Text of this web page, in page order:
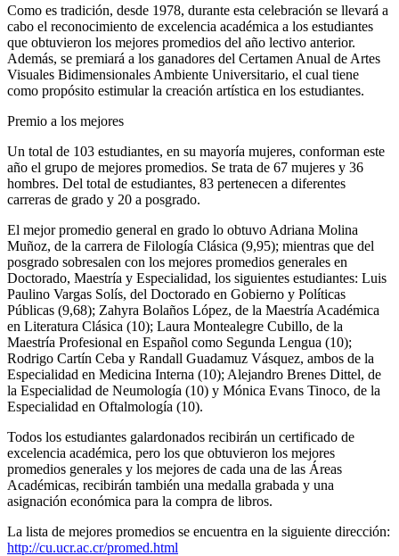
Como es tradición, desde 1978, durante esta celebración se llevará a
cabo el reconocimiento de excelencia académica a los estudiantes
que obtuvieron los mejores promedios del año lectivo anterior.
Además, se premiará a los ganadores del Certamen Anual de Artes
Visuales Bidimensionales Ambiente Universitario, el cual tiene
como propósito estimular la creación artística en los estudiantes.
Premio a los mejores
Un total de 103 estudiantes, en su mayoría mujeres, conforman este
año el grupo de mejores promedios. Se trata de 67 mujeres y 36
hombres. Del total de estudiantes, 83 pertenecen a diferentes
carreras de grado y 20 a posgrado.
El mejor promedio general en grado lo obtuvo Adriana Molina
Muñoz, de la carrera de Filología Clásica (9,95); mientras que del
posgrado sobresalen con los mejores promedios generales en
Doctorado, Maestría y Especialidad, los siguientes estudiantes: Luis
Paulino Vargas Solís, del Doctorado en Gobierno y Políticas
Públicas (9,68); Zahyra Bolaños López, de la Maestría Académica
en Literatura Clásica (10); Laura Montealegre Cubillo, de la
Maestría Profesional en Español como Segunda Lengua (10);
Rodrigo Cartín Ceba y Randall Guadamuz Vásquez, ambos de la
Especialidad en Medicina Interna (10); Alejandro Brenes Dittel, de
la Especialidad de Neumología (10) y Mónica Evans Tinoco, de la
Especialidad en Oftalmología (10).
Todos los estudiantes galardonados recibirán un certificado de
excelencia académica, pero los que obtuvieron los mejores
promedios generales y los mejores de cada una de las Áreas
Académicas, recibirán también una medalla grabada y una
asignación económica para la compra de libros.
La lista de mejores promedios se encuentra en la siguiente dirección:
http://cu.ucr.ac.cr/promed.html